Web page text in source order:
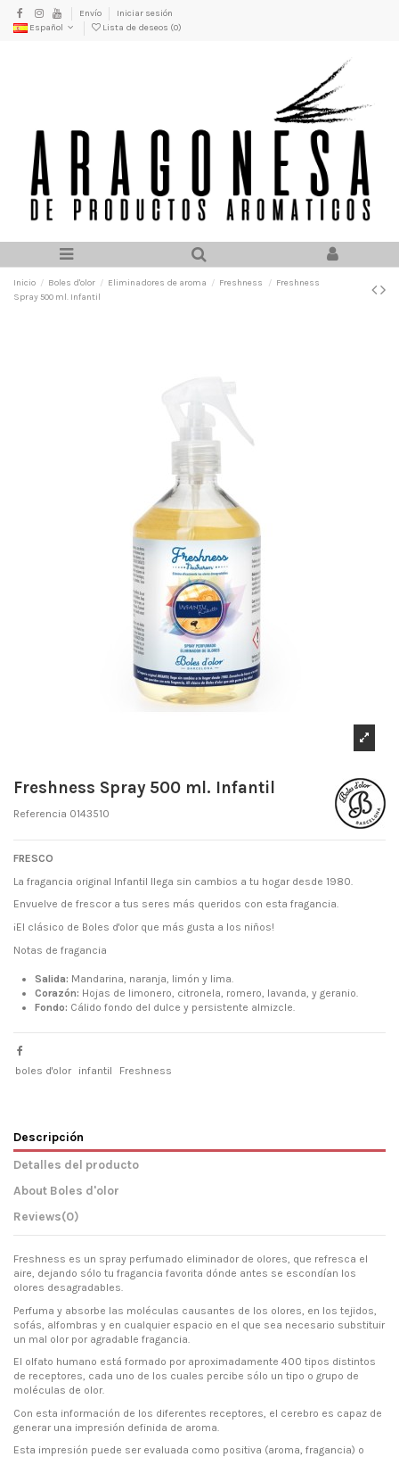
Envío
Iniciar sesión
Español
Lista de deseos (0)
Inicio Boles d'olor Eliminadores de aroma Freshness
Freshness
Spray 500 ml. Infantil
Freshness Spray 500 ml. Infantil
Referencia 0143510
FRESCO
La fragancia original Infantil llega sin cambios a tu hogar desde 1980.
Envuelve de frescor a tus seres más queridos con esta fragancia.
¡El clásico de Boles d'olor que más gusta a los niños!
Notas de fragancia
Salida: Mandarina, naranja, limón y lima.
Corazón: Hojas de limonero, citronela, romero, lavanda, y geranio.
Fondo: Cálido fondo del dulce y persistente almizcle.
boles d'olor infantil Freshness
Descripción
Detalles del producto
About Boles d'olor
Reviews(0)
Freshness es un spray perfumado eliminador de olores, que refresca el
aire, dejando sólo tu fragancia favorita dónde antes se escondían los
olores desagradables.
Perfuma y absorbe las moléculas causantes de los olores, en los tejidos,
sofás, alfombras y en cualquier espacio en el que sea necesario substituir
un mal olor por agradable fragancia.
El olfato humano está formado por aproximadamente 400 tipos distintos
de receptores, cada uno de los cuales percibe sólo un tipo o grupo de
moléculas de olor.
Con esta información de los diferentes receptores, el cerebro es capaz de
generar una impresión definida de aroma.
Esta impresión puede ser evaluada como positiva (aroma, fragancia) o